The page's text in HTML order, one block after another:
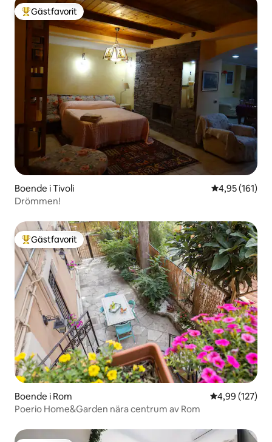
Populär gästfavorit
Gästfavorit
Boende i Tivoli 4,95 av 5 i
4,95 (161)
Drömmen!
Populär gästfavorit
Gästfavorit
Boende i Rom 4,99 av 5 i
4,99 (127)
Poerio Home&Garden nära centrum av Rom